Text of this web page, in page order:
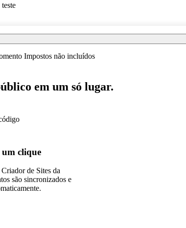
Impostos não incluídos
em um só lugar.
um clique
de Sites da
são sincronizados e